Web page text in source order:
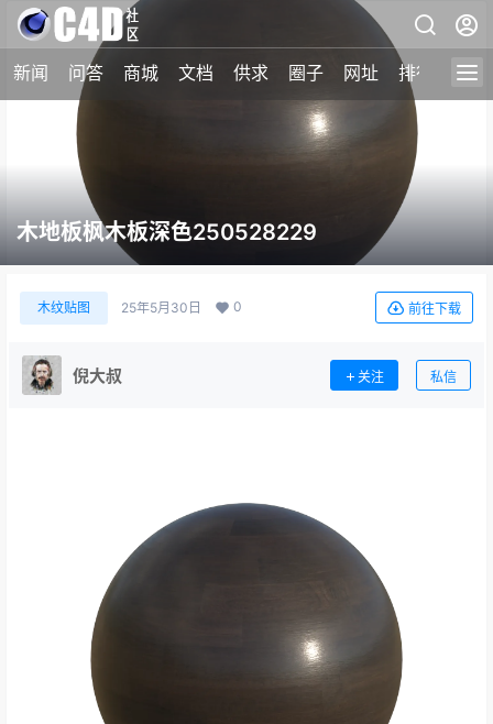
新闻 问答 商城 文档 供求 圈子 网址 排行榜
木地板枫木板深色250528229
木纹贴图 25年5月30日 0 前往下载
倪大叔 关注 私信